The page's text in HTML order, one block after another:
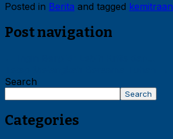
Posted in Berita and tagged kemitraan
Post navigation
Search
Search
Categories